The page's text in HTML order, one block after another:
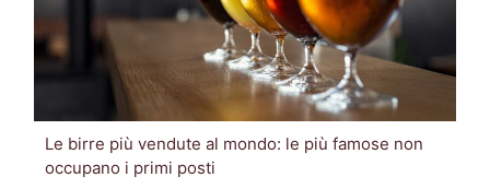
Le birre più vendute al mondo: le più famose non
occupano i primi posti